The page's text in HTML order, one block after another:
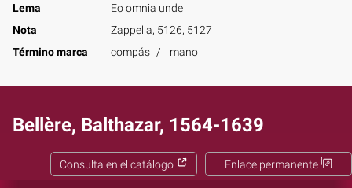
Lema
Eo omnia unde
Nota
Zappella, 5126, 5127
Término marca
compás mano
Bellère, Balthazar, 1564-1639
Enlace permanente
Consulta en el catálogo